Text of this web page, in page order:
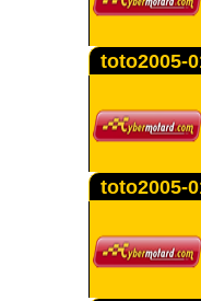
toto2005-
toto2005-